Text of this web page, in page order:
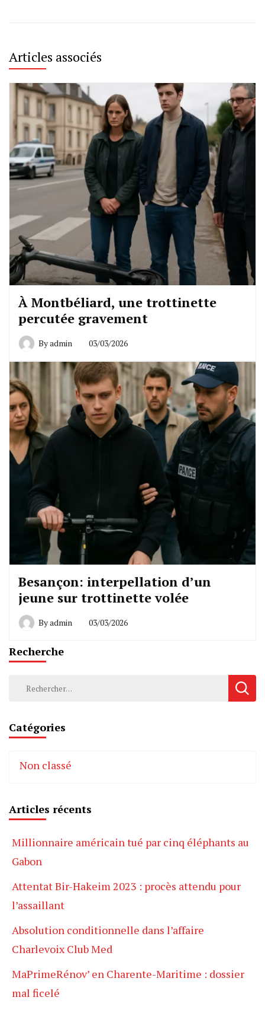
Articles associés
À Montbéliard, une trottinette
percutée gravement
Byadmin 03/03/2026
Besançon: interpellation d’un
jeune sur trottinette volée
Byadmin 03/03/2026
Recherche
Rechercher :
Catégories
Non classé
Articles récents
Millionnaire américain tué par cinq éléphants au
Gabon
Attentat Bir-Hakeim 2023 : procès attendu pour
l’assaillant
Absolution conditionnelle dans l’affaire
Charlevoix Club Med
MaPrimeRénov’ en Charente-Maritime : dossier
mal ficelé